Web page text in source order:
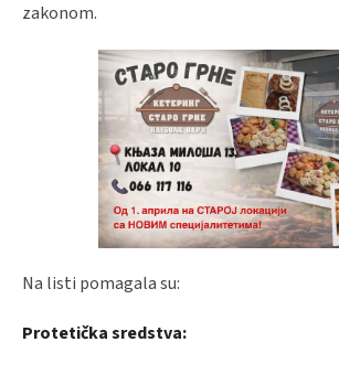
zakonom.
Na listi pomagala su:
Protetička sredstva: